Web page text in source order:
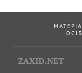
ZAXID.NET